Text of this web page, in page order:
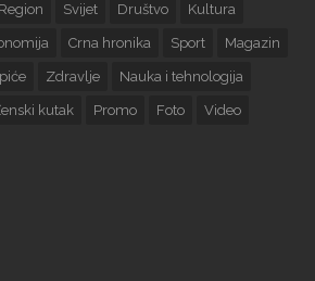
Region Svijet Društvo Kultura
Crna hronika Sport Magazin
Zdravlje Nauka i tehnologija
kutak Promo Foto Video